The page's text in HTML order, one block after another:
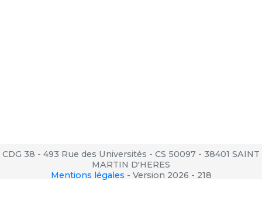
CDG 38 - 493 Rue des Universités - CS 50097 - 38401 SAINT
MARTIN D'HERES
Mentions légales - Version 2026 - 218